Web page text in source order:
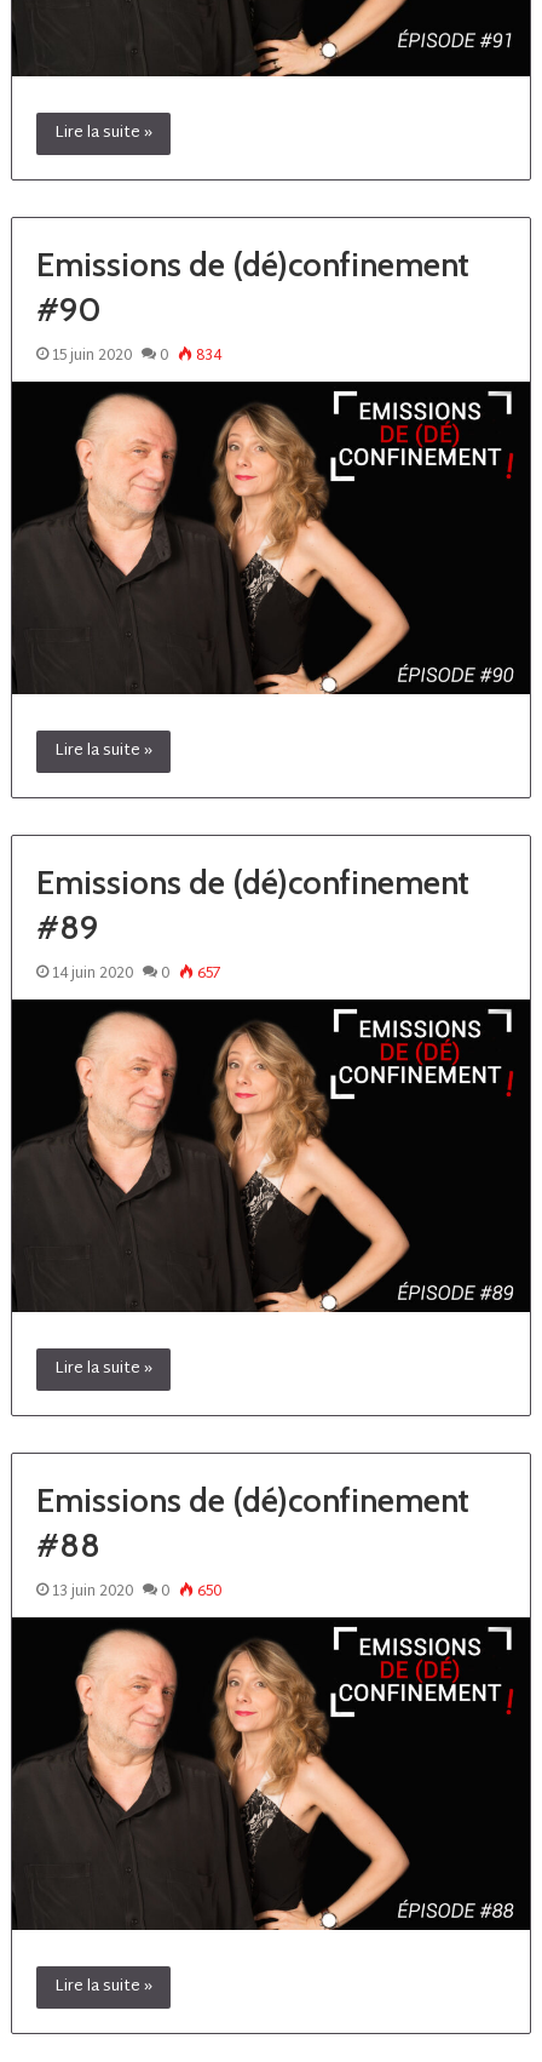
Lire la suite »
Emissions de (dé)confinement
#90
15 juin 2020 0 834
Lire la suite »
Emissions de (dé)confinement
#89
14 juin 2020 0 657
Lire la suite »
Emissions de (dé)confinement
#88
13 juin 2020 0 650
Lire la suite »